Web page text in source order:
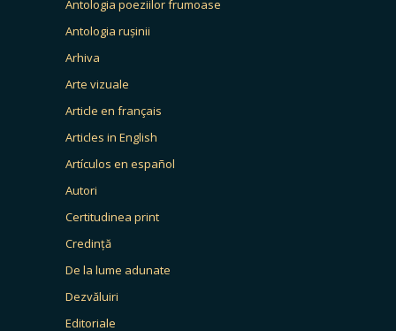
Antologia poeziilor frumoase
Antologia rușinii
Arhiva
Arte vizuale
Article en français
Articles in English
Artículos en español
Autori
Certitudinea print
Credință
De la lume adunate
Dezvăluiri
Editoriale